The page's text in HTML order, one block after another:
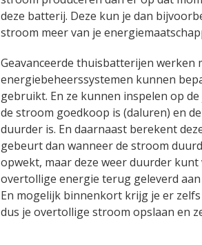
deze batterij. Deze kun je dan
stroom meer van je
Geavanceerde thuisbatterijen werken
energiebeheerssystemen kunnen
gebruikt. En ze kunnen inspelen op
de stroom goedkoop is (daluren) en
duurder is. En daarnaast berekent
gebeurt dan wanneer de stroom
opwekt, maar deze weer duurder
overtollige energie terug geleverd
En mogelijk binnenkort krijg je er
dus je overtollige stroom opslaan en